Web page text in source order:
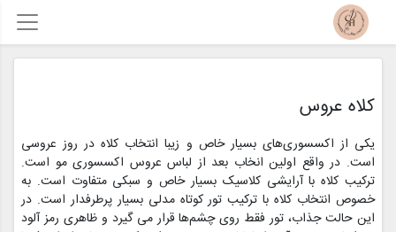
کلاه عروس
یکی از اکسسوری‌های بسیار خاص و زیبا انتخاب کلاه در روز عروسی
است. در واقع اولین انخاب بعد از لباس عروس اکسسوری مو است.
ترکیب کلاه با آرایشی کلاسیک بسیار خاص و سبکی متفاوت است. به
خصوص انتخاب کلاه با ترکیب تور کوتاه مدلی بسیار پرطرفدار است. در
این حالت جذاب، تور فقط روی چشم‌ها قرار می گیرد و ظاهری رمز آلود